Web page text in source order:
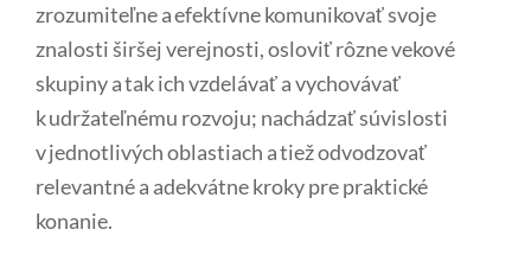
zrozumiteľne a efektívne komunikovať svoje
znalosti širšej verejnosti, osloviť rôzne vekové
skupiny a tak ich vzdelávať a vychovávať
k udržateľnému rozvoju; nachádzať súvislosti
v jednotlivých oblastiach a tiež odvodzovať
relevantné a adekvátne kroky pre praktické
konanie.